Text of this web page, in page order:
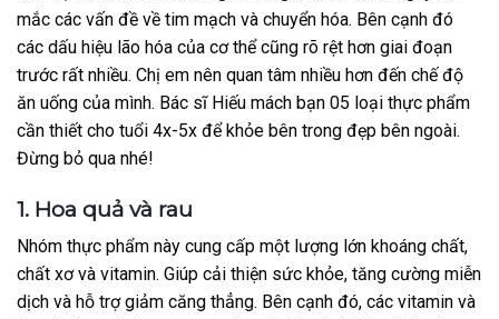
mắc các vấn đề về tim mạch và chuyển hóa. Bên cạnh đó
các dấu hiệu lão hóa của cơ thể cũng rõ rệt hơn giai đoạn
trước rất nhiều. Chị em nên quan tâm nhiều hơn đến chế độ
ăn uống của mình. Bác sĩ Hiếu mách bạn 05 loại thực phẩm
cần thiết cho tuổi 4x-5x để khỏe bên trong đẹp bên ngoài.
Đừng bỏ qua nhé!
1. Hoa quả và rau
Nhóm thực phẩm này cung cấp một lượng lớn khoáng chất,
chất xơ và vitamin. Giúp cải thiện sức khỏe, tăng cường miễn
dịch và hỗ trợ giảm căng thẳng. Bên cạnh đó, các vitamin và